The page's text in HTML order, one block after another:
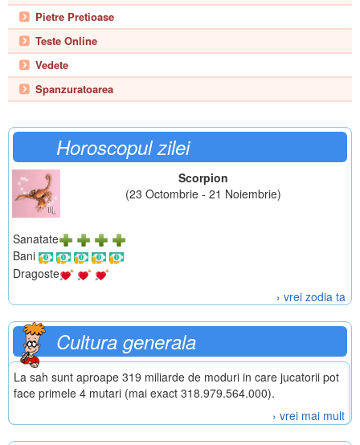
Pietre Pretioase
Teste Online
Vedete
Spanzuratoarea
Horoscopul zilei
Scorpion
(23 Octombrie - 21 Noiembrie)
Sanatate
Bani
Dragoste
› vrei zodia ta
Cultura generala
La sah sunt aproape 319 miliarde de moduri in care jucatorii pot
face primele 4 mutari (mai exact 318.979.564.000).
› vrei mai mult